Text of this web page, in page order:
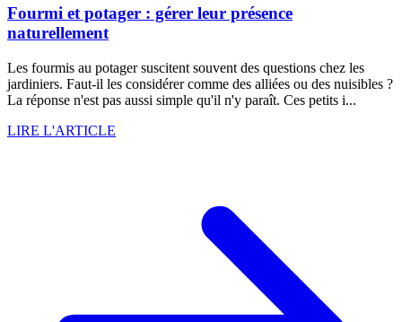
Fourmi et potager : gérer leur présence
naturellement
Les fourmis au potager suscitent souvent des questions chez les
jardiniers. Faut-il les considérer comme des alliées ou des nuisibles ?
La réponse n'est pas aussi simple qu'il n'y paraît. Ces petits i...
LIRE L'ARTICLE